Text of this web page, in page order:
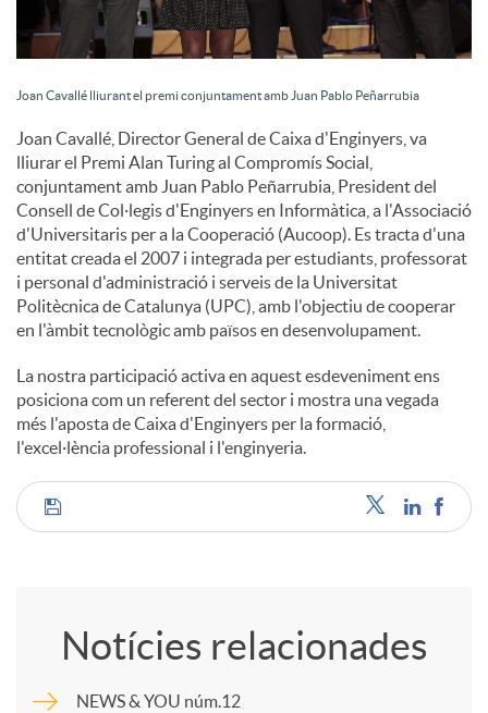
Joan Cavallé lliurant el premi conjuntament amb Juan Pablo Peñarrubia
Joan Cavallé, Director General de Caixa d'Enginyers, va
lliurar el Premi Alan Turing al Compromís Social,
conjuntament amb Juan Pablo Peñarrubia, President del
Consell de Col·legis d'Enginyers en Informàtica, a l'Associació
d'Universitaris per a la Cooperació (Aucoop). Es tracta d'una
entitat creada el 2007 i integrada per estudiants, professorat
i personal d'administració i serveis de la Universitat
Politècnica de Catalunya (UPC), amb l'objectiu de cooperar
en l'àmbit tecnològic amb països en desenvolupament.
La nostra participació activa en aquest esdeveniment ens
posiciona com un referent del sector i mostra una vegada
més l'aposta de Caixa d'Enginyers per la formació,
l'excel·lència professional i l'enginyeria.
C
m
Notícies relacionades
NEWS & YOU núm.12